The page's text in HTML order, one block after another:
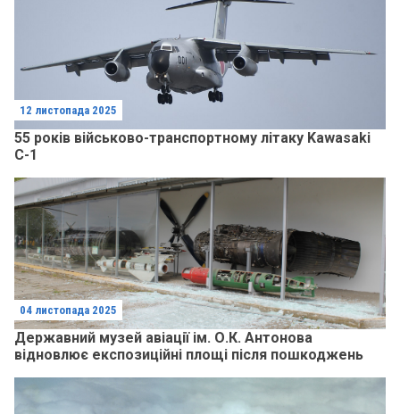
12 листопада 2025
55 років військово-транспортному літаку Kawasaki
C-1
04 листопада 2025
Державний музей авіації ім. О.К. Антонова
відновлює експозиційні площі після пошкоджень